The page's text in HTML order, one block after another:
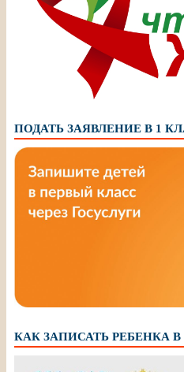
ПОДАТЬ ЗАЯВЛЕНИЕ В 1
КАК ЗАПИСАТЬ РЕБЕНКА